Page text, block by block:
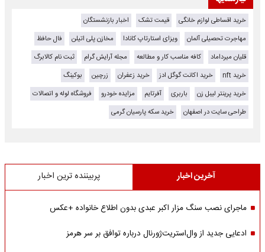
خرید اقساطی لوازم خانگی قیمت تشک
اخبار بازنشستگان
مهاجرت تحصیلی آلمان
ویزای استارتاپ کانادا مخازن پلی اتیلن
فال حافظ
قلیان میرداماد
کافه مناسب کار و مطالعه مجله آرایش گرام
ثبت نام کالابرگ
خرید nft
خرید اکانت گوگل ادز خرید زعفران زرچین
بوکینگ
خرید پرینتر لیبل زن
باربری آفرتایم مزایده خودرو
فروشگاه لوله و اتصالات
طراحی سایت در اصفهان
خرید سکه پارسیان گرمی
آخرین اخبار پربیننده ترین اخبار
ماجرای نصب سنگ مزار اکبر عبدی بدون اطلاع خانواده +عکس
ادعایی جدید از وال‌استریت‌ژورنال درباره توافق بر سر هرمز